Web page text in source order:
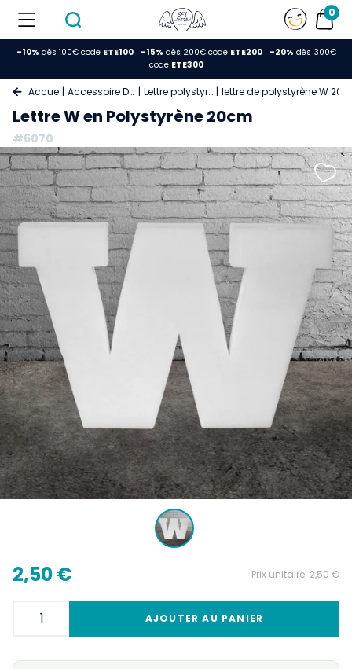
0
-10% dès 100€ code ETE100| -15% dès 200€ code ETE200| -20% dès 300€
code ETE300
Accueil Accessoire Deco Lettre polystyrène lettre de polystyrène W
Lettre W en Polystyrène 20cm
#6070
2,50 € Prix unitaire: 2,50 €
AJOUTER AU PANIER